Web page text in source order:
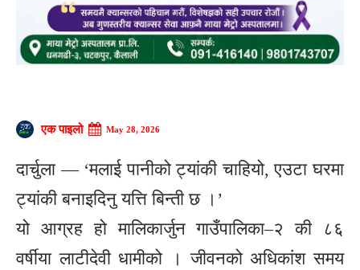
एक पाइलो May 28, 2026
दार्चुला — ‘मलाई पानीको ट्यांकी चाहियो, एउटा घरमा
ट्यांकी बनाइदिनु यत्ति बिन्ती छ ।’
यो आग्रह हो मालिकार्जुन गाउँपालिका–२ की ८६
वर्षीया लाटीदेवी धामीको । जीवनको अधिकांश समय